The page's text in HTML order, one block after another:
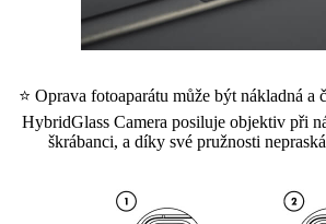
⭐ Oprava fotoaparátu může být nákladná a
HybridGlass Camera posiluje objektiv při
škrábanci, a díky své pružnosti